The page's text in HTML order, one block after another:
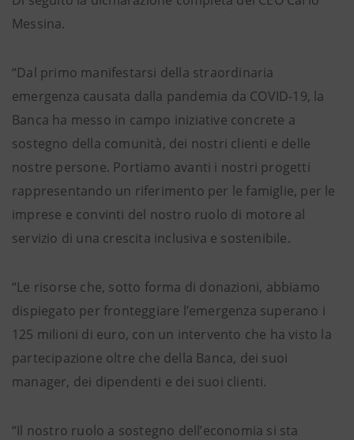
Messina.
“Dal primo manifestarsi della straordinaria
emergenza causata dalla pandemia da COVID-19, la
Banca ha messo in campo iniziative concrete a
sostegno della comunità, dei nostri clienti e delle
nostre persone. Portiamo avanti i nostri progetti
rappresentando un riferimento per le famiglie, per le
imprese e convinti del nostro ruolo di motore al
servizio di una crescita inclusiva e sostenibile.
“Le risorse che, sotto forma di donazioni, abbiamo
dispiegato per fronteggiare l’emergenza superano i
125 milioni di euro, con un intervento che ha visto la
partecipazione oltre che della Banca, dei suoi
manager, dei dipendenti e dei suoi clienti.
“Il nostro ruolo a sostegno dell’economia si sta